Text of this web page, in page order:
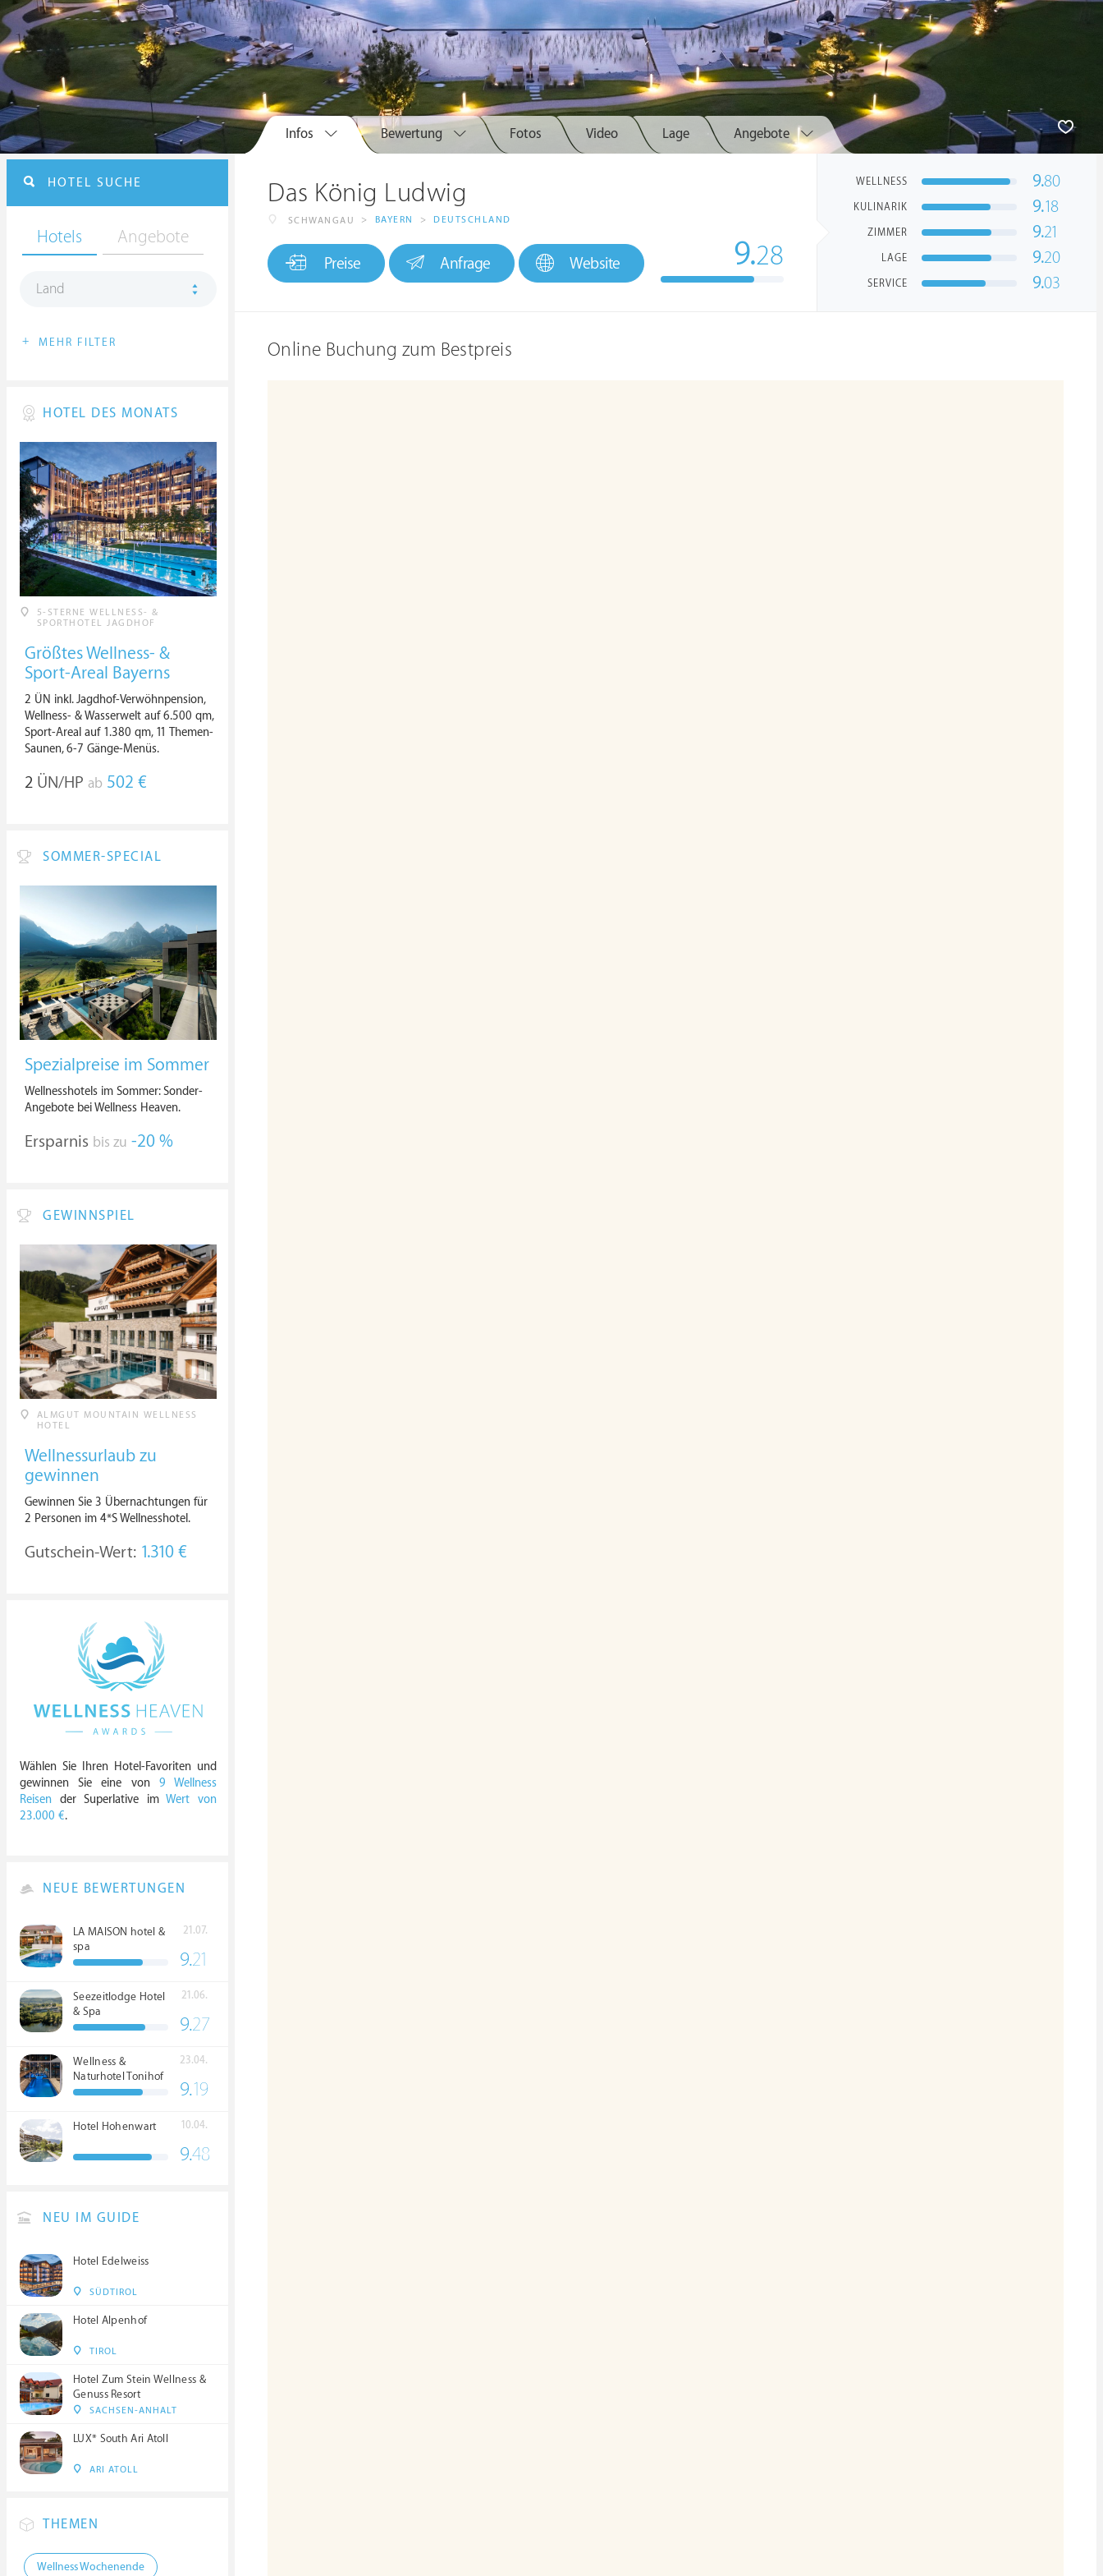
Infos Bewertung Fotos Video Lage Angebote
Das König Ludwig
SCHWANGAU > BAYERN > DEUTSCHLAND
Preise Anfrage Website 9.28
WELLNESS 9.80
KULINARIK 9.18
ZIMMER 9.21
LAGE 9.20
SERVICE 9.03
Online Buchung zum Bestpreis
HOTEL SUCHE
Hotels Angebote
Land
+ MEHR FILTER
HOTEL DES MONATS
5-STERNE WELLNESS- &
SPORTHOTEL JAGDHOF
Größtes Wellness- &
Sport-Areal Bayerns
2 ÜN inkl. Jagdhof-Verwöhnpension,
Wellness- & Wasserwelt auf 6.500 qm,
Sport-Areal auf 1.380 qm, 11 Themen-
Saunen, 6-7 Gänge-Menüs.
2 ÜN/HP ab 502 €
SOMMER-SPECIAL
Spezialpreise im Sommer
Wellnesshotels im Sommer: Sonder-
Angebote bei Wellness Heaven.
Ersparnis bis zu -20 %
GEWINNSPIEL
ALMGUT MOUNTAIN WELLNESS
HOTEL
Wellnessurlaub zu
gewinnen
Gewinnen Sie 3 Übernachtungen für
2 Personen im 4*S Wellnesshotel.
Gutschein-Wert: 1.310 €
Wählen Sie Ihren Hotel-Favoriten und
gewinnen Sie eine von 9 Wellness
Reisen der Superlative imWert von
23.000 €.
NEUE BEWERTUNGEN
LA MAISON hotel &
spa
21.07.
9.21
Seezeitlodge Hotel
& Spa
21.06.
9.27
Wellness &
Naturhotel Tonihof
****S
23.04.
9.19
Hotel Hohenwart 10.04.
9.48
NEU IM GUIDE
Hotel Edelweiss
SÜDTIROL
Hotel Alpenhof
TIROL
Hotel Zum Stein Wellness &
Genuss Resort
SACHSEN-ANHALT
LUX* South Ari Atoll
ARI ATOLL
THEMEN
Wellness Wochenende